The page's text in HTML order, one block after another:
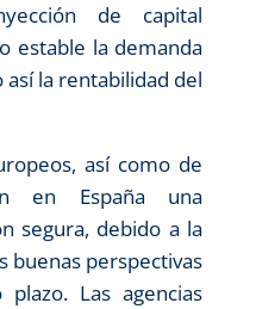
de capital
estable la demanda
la rentabilidad del
así como de
en España una
segura, debido a la
buenas perspectivas
Las agencias